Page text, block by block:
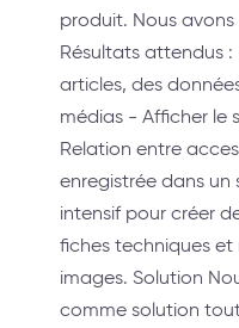
produit. Nous
Résultats attendus
articles, des
médias - Afficher
Relation entre
enregistrée dans un
intensif pour créer
fiches techniques et
images. Solution
comme solution